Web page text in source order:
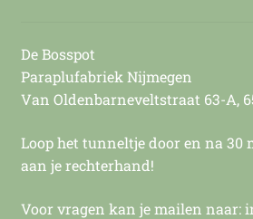
De Bosspot
Paraplufabriek Nijmegen
Van Oldenbarneveltstraat 63-A,
Loop het tunneltje door en na 30
aan je rechterhand!
Voor vragen kan je mailen naar: